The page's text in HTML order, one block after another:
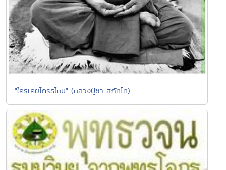
"ใครเคยโกรธไหม" (หลวงปู่ชา สุภัทโท)